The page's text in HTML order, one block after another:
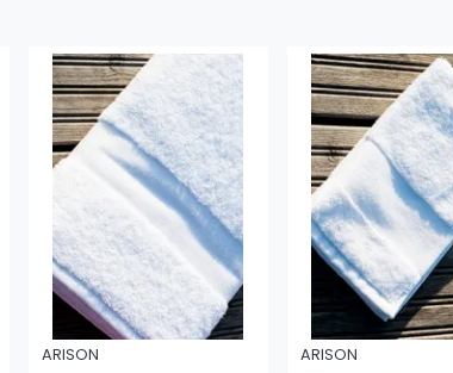
ARISON ARISON